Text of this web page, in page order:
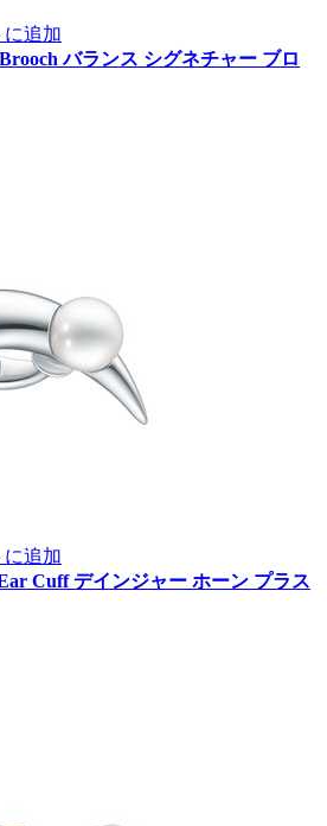
追加
バランス シグネチャー ブロ
追加
Cuffデインジャー ホーン プラス